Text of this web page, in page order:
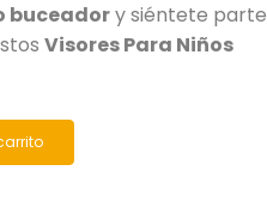
buceadory siéntete parte
Visores Para Niños